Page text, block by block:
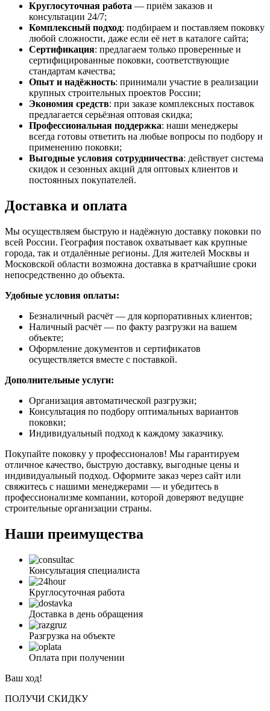
Круглосуточная работа — приём заказов и
консультации 24/7;
Комплексный подход: подбираем и поставляем поковку
любой сложности, даже если её нет в каталоге сайта;
Сертификация: предлагаем только проверенные и
сертифицированные поковки, соответствующие
стандартам качества;
Опыт и надёжность: принимали участие в реализации
крупных строительных проектов России;
Экономия средств: при заказе комплексных поставок
предлагается серьёзная оптовая скидка;
Профессиональная поддержка: наши менеджеры
всегда готовы ответить на любые вопросы по подбору и
применению поковки;
Выгодные условия сотрудничества: действует система
скидок и сезонных акций для оптовых клиентов и
постоянных покупателей.
Доставка и оплата
Мы осуществляем быструю и надёжную доставку поковки по
всей России. География поставок охватывает как крупные
города, так и отдалённые регионы. Для жителей Москвы и
Московской области возможна доставка в кратчайшие сроки
непосредственно до объекта.
Удобные условия оплаты:
Безналичный расчёт — для корпоративных клиентов;
Наличный расчёт — по факту разгрузки на вашем
объекте;
Оформление документов и сертификатов
осуществляется вместе с поставкой.
Дополнительные услуги:
Организация автоматической разгрузки;
Консультация по подбору оптимальных вариантов
поковки;
Индивидуальный подход к каждому заказчику.
Покупайте поковку у профессионалов! Мы гарантируем
отличное качество, быструю доставку, выгодные цены и
индивидуальный подход. Оформите заказ через сайт или
свяжитесь с нашими менеджерами — и убедитесь в
профессионализме компании, которой доверяют ведущие
строительные организации страны.
Наши преимущества
Консультация специалиста
Круглосуточная работа
Доставка в день обращения
Разгрузка на объекте
Оплата при получении
Ваш ход!
ПОЛУЧИ СКИДКУ